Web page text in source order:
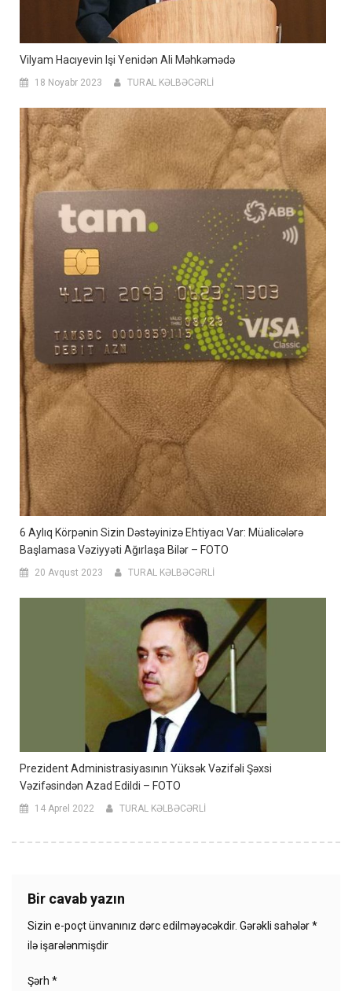
Vilyam Hacıyevin Işi Yenidən Ali Məhkəmədə
18 Noyabr 2023 TURAL KƏLBƏCƏRLİ
6 Aylıq Körpənin Sizin Dəstəyinizə Ehtiyacı Var: Müalicələrə
Başlamasa Vəziyyəti Ağırlaşa Bilər – FOTO
20 Avqust 2023 TURAL KƏLBƏCƏRLİ
Prezident Administrasiyasının Yüksək Vəzifəli Şəxsi
Vəzifəsindən Azad Edildi – FOTO
14 Aprel 2022 TURAL KƏLBƏCƏRLİ
Bir cavab yazın
Sizin e-poçt ünvanınız dərc edilməyəcəkdir. Gərəkli sahələr*
ilə işarələnmişdir
Şərh *